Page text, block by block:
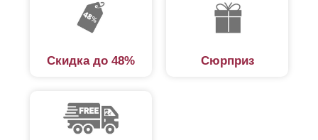
Скидка до 48% Сюрприз